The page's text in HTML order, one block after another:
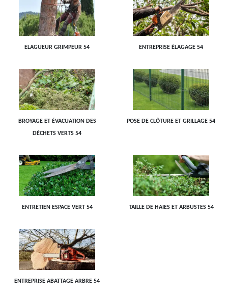
ELAGUEUR GRIMPEUR 54 ENTREPRISE ÉLAGAGE 54
BROYAGE ET ÉVACUATION DES
DÉCHETS VERTS 54
POSE DE CLÔTURE ET GRILLAGE 54
ENTRETIEN ESPACE VERT 54 TAILLE DE HAIES ET ARBUSTES 54
ENTREPRISE ABATTAGE ARBRE 54